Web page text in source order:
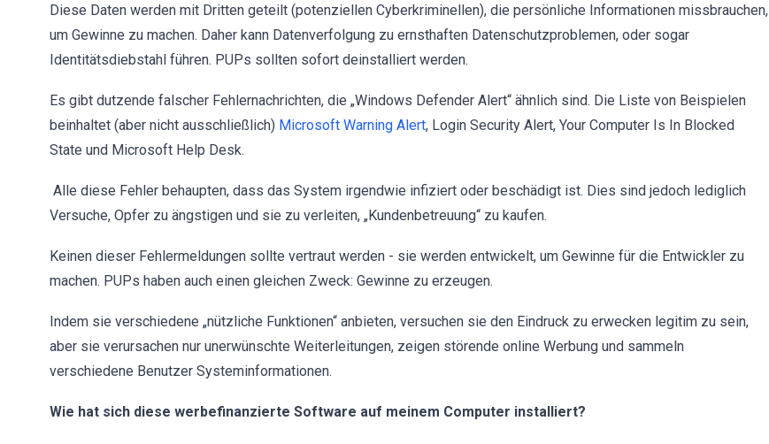
Diese Daten werden mit Dritten geteilt (potenziellen Cyberkriminellen), die persönliche Informationen missbrauchen,
um Gewinne zu machen. Daher kann Datenverfolgung zu ernsthaften Datenschutzproblemen, oder sogar
Identitätsdiebstahl führen. PUPs sollten sofort deinstalliert werden.
Es gibt dutzende falscher Fehlernachrichten, die „Windows Defender Alert“ ähnlich sind. Die Liste von Beispielen
beinhaltet (aber nicht ausschließlich) Microsoft Warning Alert, Login Security Alert, Your Computer Is In Blocked
State und Microsoft Help Desk.
Alle diese Fehler behaupten, dass das System irgendwie infiziert oder beschädigt ist. Dies sind jedoch lediglich
Versuche, Opfer zu ängstigen und sie zu verleiten, „Kundenbetreuung“ zu kaufen.
Keinen dieser Fehlermeldungen sollte vertraut werden - sie werden entwickelt, um Gewinne für die Entwickler zu
machen. PUPs haben auch einen gleichen Zweck: Gewinne zu erzeugen.
Indem sie verschiedene „nützliche Funktionen“ anbieten, versuchen sie den Eindruck zu erwecken legitim zu sein,
aber sie verursachen nur unerwünschte Weiterleitungen, zeigen störende online Werbung und sammeln
verschiedene Benutzer Systeminformationen.
Wie hat sich diese werbefinanzierte Software auf meinem Computer installiert?